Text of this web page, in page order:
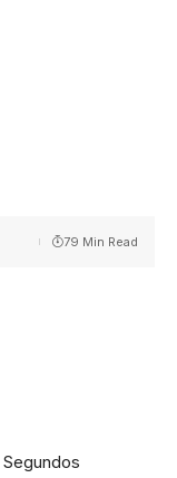
79 Min Read